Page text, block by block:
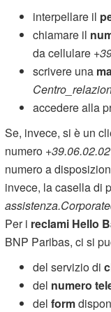
interpellare il
chiamare il
da cellulare
scrivere una
accedere alla
Se, invece, si è un
numero +39.06.02.02
numero a
invece, la casella di
Per i reclami Hello
BNP Paribas, ci si
del servizio di
del numero
delform